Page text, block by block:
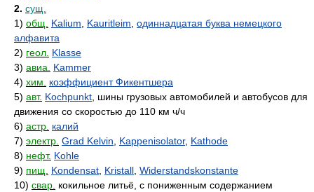
2. сущ.
1) общ. Kalium Kauritleim одиннадцатая буква немецкого
алфавита
2) геол. Klasse
3) авиа.
Kammer
4) хим.
коэффициент Фикентшера
5) авт. Kochpunkt , шины грузовых автомобилей и автобусов для
движения со скоростью до 110 км ч/ч
6) астр. калий
7) электр. Grad Kelvin Kappenisolator, Kathode
8) нефт. Kohle
9) пищ. Kondensat Kristall Widerstandskonstante
10) свар. кокильное литьё, с пониженным содержанием